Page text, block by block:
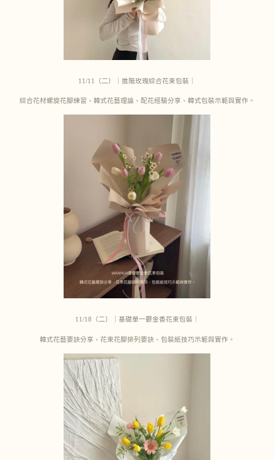
11/11（二）｜進階玫瑰綜合花束包裝｜
綜合花材螺旋花腳練習、韓式花藝理論、配花經驗分享、韓式包裝示範與實作。
11/18（二）｜基礎單一鬱金香花束包裝｜
韓式花藝要訣分享、花束花腳排列要訣、包裝紙技巧示範與實作。